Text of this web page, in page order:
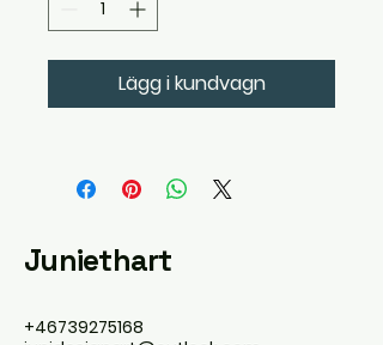
Lägg i kundvagn
Juniethart
+46739275168